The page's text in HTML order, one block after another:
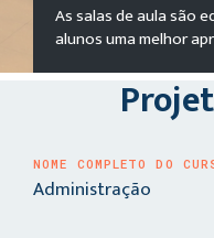
As salas de aula são
alunos uma melhor
NOME COMPLETO DO
Administração